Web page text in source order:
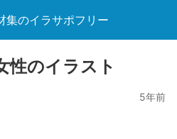
集のイラサポフリー
性のイラスト
5年前